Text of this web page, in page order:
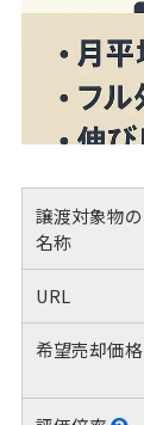
譲渡対象物の
名称
URL
希望売却価格